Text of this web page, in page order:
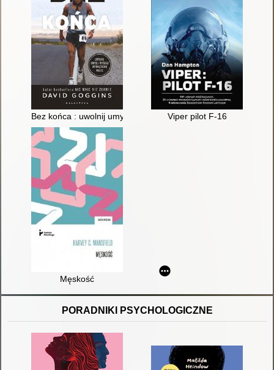
Bez końca : uwolnij umysł i wygraj wewnętrzną walkę
Viper pilot F-16
Męskość
PORADNIKI PSYCHOLOGICZNE